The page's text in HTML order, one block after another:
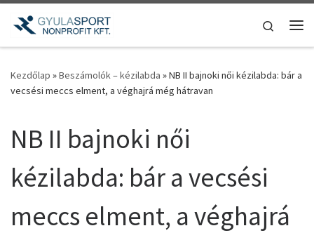
Teljes tartalom megjelenítése
Search
Kezdőlap »Beszámolók – kézilabda »NB II bajnoki női kézilabda: bár a
vecsési meccs elment, a véghajrá még hátravan
NB II bajnoki női
kézilabda: bár a vecsési
meccs elment, a véghajrá